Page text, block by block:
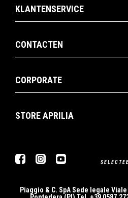
KLANTENSERVICE
CONTACTEN
CORPORATE
STORE APRILIA
FacebookInstagram
Piaggio & C. SpA Sede legale